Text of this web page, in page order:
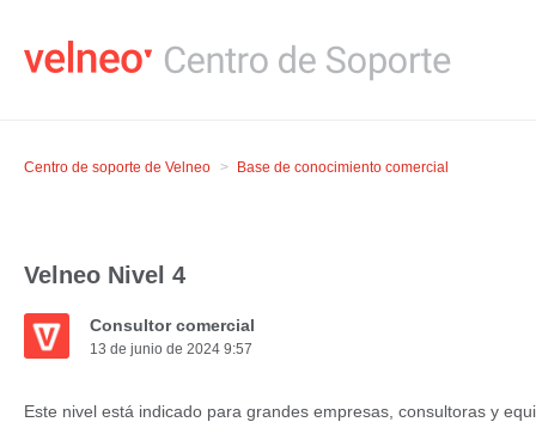
Centro de soporte de Velneo Base de conocimiento comercial
Velneo Nivel 4
Consultor comercial
13 de junio de 2024 9:57
Este nivel está indicado para grandes empresas, consultoras y